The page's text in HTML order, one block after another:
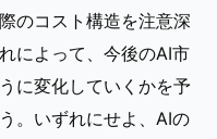
のコスト構造を注意深
によって、今後のAI市
に変化していくかを予
。いずれにせよ、AIの